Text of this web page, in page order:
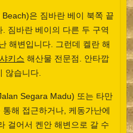
은 짐바란 베이 북쪽 끝
짐바란 베이의 다른 두 구역
해변입니다. 그런데 켈란 해
샤키스 해산물 전문점. 안타깝
않습니다.
Segara Madu) 또는 타만
해 접근하거나, 케동가난에
걸어서 켄안 해변으로 갈 수